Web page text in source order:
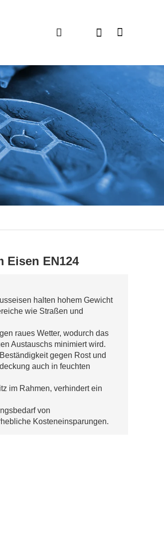
Eisen EN124
halten hohem Gewicht
wie Straßen und
raues Wetter, wodurch das
Austauschs minimiert wird.
gegen Rost und
auch in feuchten
im Rahmen, verhindert ein
von
Kosteneinsparungen.